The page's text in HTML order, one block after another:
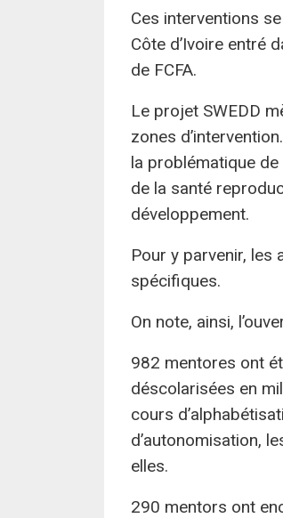
Ces interventions
Côte d’Ivoire entré
de FCFA.
Le projet SWEDD
zones
la problématique
de la santé
développement.
Pour y parvenir,
spécifiques.
On note, ainsi,
982 mentores ont
déscolarisées en
cours
d’autonomisation,
elles.
290 mentors ont